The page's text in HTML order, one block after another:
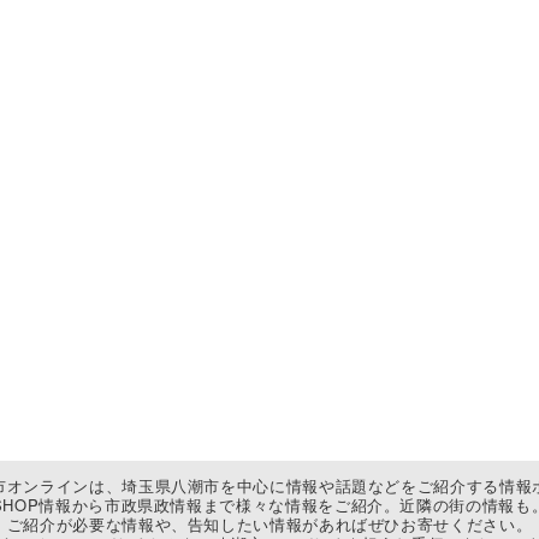
オンラインは、埼玉県八潮市を中心に情報や話題などをご紹介する情報
情報から市政県政情報まで様々な情報をご紹介。近隣の街の情報も。
ご紹介が必要な情報や、告知したい情報があればぜひお寄せください。